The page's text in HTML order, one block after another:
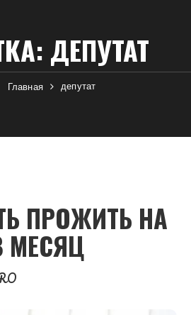
ДЕПУТАТ
Главная депутат
ПРОЖИТЬ НА
МЕСЯЦ